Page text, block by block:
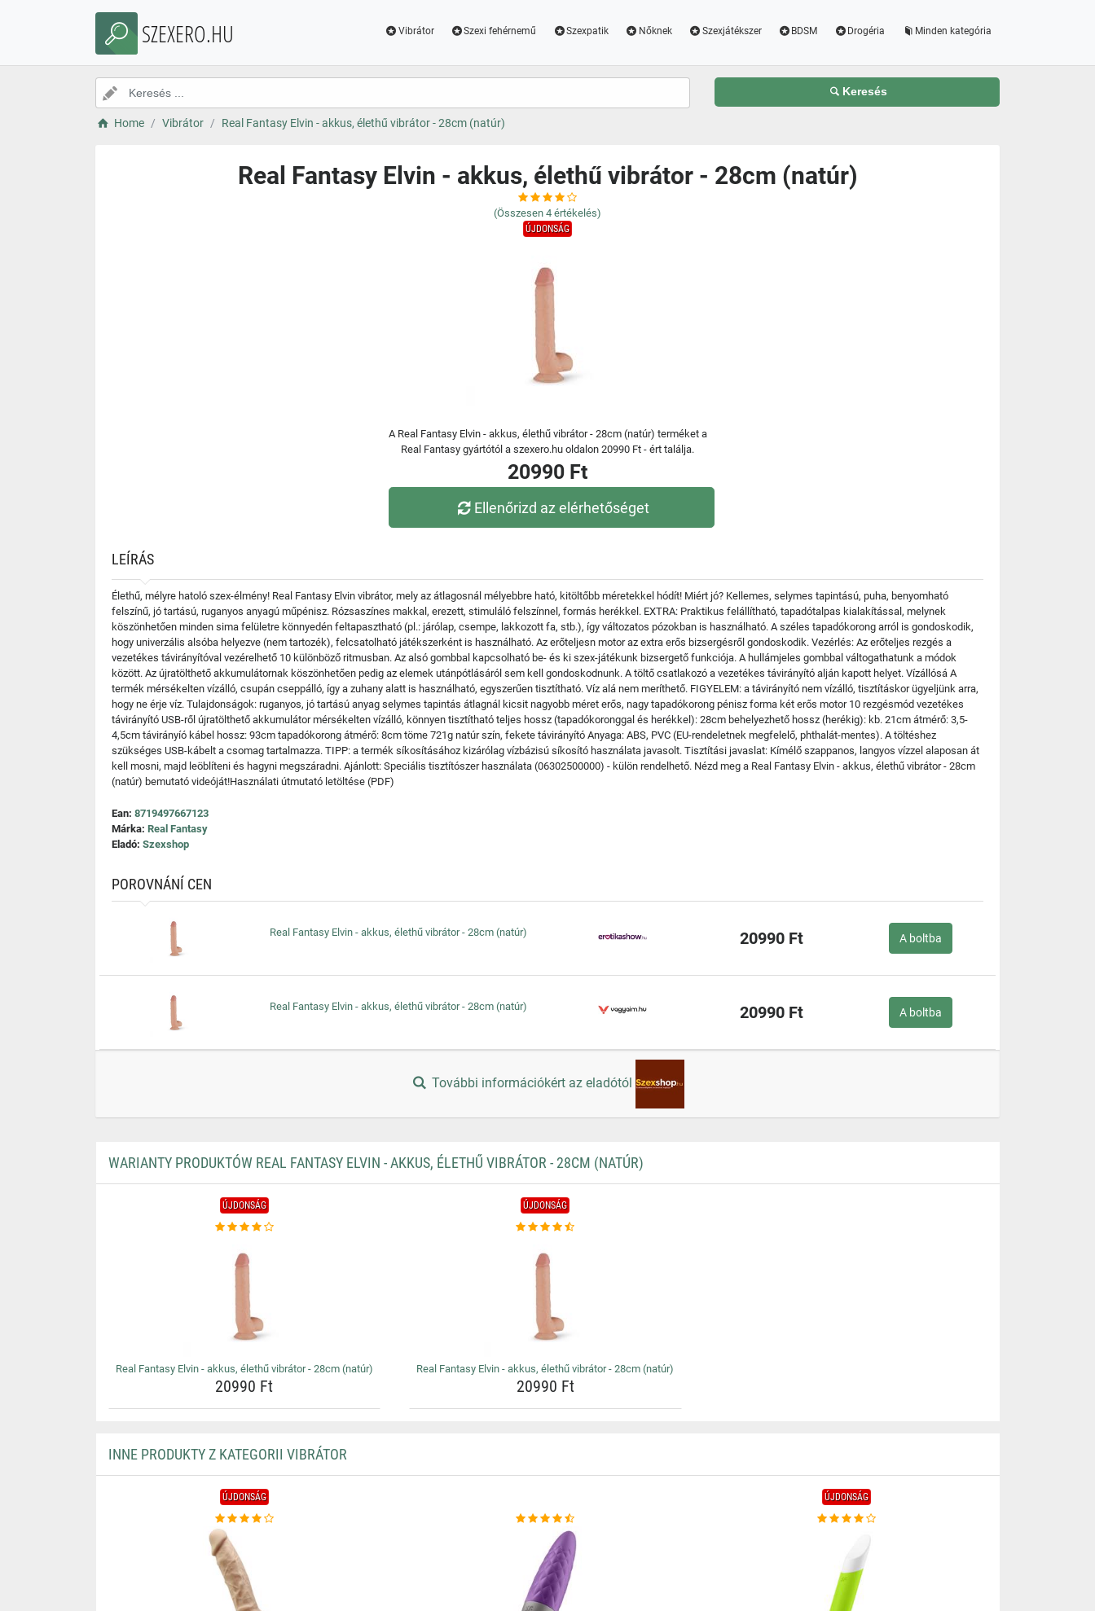
SZEXERO.HU Vibrátor Szexi fehérnemű Szexpatik Nőknek Szexjátékszer BDSM Drogéria Minden kategória
Keresés
Home Vibrátor Real Fantasy Elvin - akkus, élethű vibrátor - 28cm (natúr)
Real Fantasy Elvin - akkus, élethű vibrátor - 28cm (natúr)
(Összesen 4 értékelés)
ÚJDONSÁG
A Real Fantasy Elvin - akkus, élethű vibrátor - 28cm (natúr) terméket a
Real Fantasy gyártótól a szexero.hu oldalon 20990 Ft - ért találja.
20990 Ft
Ellenőrizd az elérhetőséget
LEÍRÁS
Élethű, mélyre hatoló szex-élmény! Real Fantasy Elvin vibrátor, mely az átlagosnál mélyebbre ható, kitöltőbb méretekkel hódít! Miért jó? Kellemes, selymes tapintású, puha, benyomható
felszínű, jó tartású, ruganyos anyagú műpénisz. Rózsaszínes makkal, erezett, stimuláló felszínnel, formás herékkel. EXTRA: Praktikus felállítható, tapadótalpas kialakítással, melynek
köszönhetően minden sima felületre könnyedén feltapasztható (pl.: járólap, csempe, lakkozott fa, stb.), így változatos pózokban is használható. A széles tapadókorong arról is gondoskodik,
hogy univerzális alsóba helyezve (nem tartozék), felcsatolható játékszerként is használható. Az erőteljesn motor az extra erős bizsergésről gondoskodik. Vezérlés: Az erőteljes rezgés a
vezetékes távirányítóval vezérelhető 10 különböző ritmusban. Az alsó gombbal kapcsolható be- és ki szex-játékunk bizsergető funkciója. A hullámjeles gombbal váltogathatunk a módok
között. Az újratölthető akkumulátornak köszönhetően pedig az elemek utánpótlásáról sem kell gondoskodnunk. A töltő csatlakozó a vezetékes távirányító alján kapott helyet. Vízállósá A
termék mérsékelten vízálló, csupán cseppálló, így a zuhany alatt is használható, egyszerűen tisztítható. Víz alá nem meríthető. FIGYELEM: a távirányító nem vízálló, tisztításkor ügyeljünk arra,
hogy ne érje víz. Tulajdonságok: ruganyos, jó tartású anyag selymes tapintás átlagnál kicsit nagyobb méret erős, nagy tapadókorong pénisz forma két erős motor 10 rezgésmód vezetékes
távirányító USB-ről újratölthető akkumulátor mérsékelten vízálló, könnyen tisztítható teljes hossz (tapadókoronggal és herékkel): 28cm behelyezhető hossz (herékig): kb. 21cm átmérő: 3,5-
4,5cm távirányíó kábel hossz: 93cm tapadókorong átmérő: 8cm töme 721g natúr szín, fekete távirányító Anyaga: ABS, PVC (EU-rendeletnek megfelelő, phthalát-mentes). A töltéshez
szükséges USB-kábelt a csomag tartalmazza. TIPP: a termék síkosításához kizárólag vízbázisú síkosító használata javasolt. Tisztítási javaslat: Kímélő szappanos, langyos vízzel alaposan át
kell mosni, majd leöblíteni és hagyni megszáradni. Ajánlott: Speciális tisztítószer használata (06302500000) - külön rendelhető. Nézd meg a Real Fantasy Elvin - akkus, élethű vibrátor - 28cm
(natúr) bemutató videóját!Használati útmutató letöltése (PDF)
Ean: 8719497667123
Márka: Real Fantasy
Eladó: Szexshop
POROVNÁNÍ CEN
Real Fantasy Elvin - akkus, élethű vibrátor - 28cm (natúr) 20990 Ft A boltba
Real Fantasy Elvin - akkus, élethű vibrátor - 28cm (natúr) 20990 Ft A boltba
További információkért az eladótól
WARIANTY PRODUKTÓW REAL FANTASY ELVIN - AKKUS, ÉLETHŰ VIBRÁTOR - 28CM (NATÚR)
ÚJDONSÁG
Real Fantasy Elvin - akkus, élethű vibrátor - 28cm (natúr)
20990 Ft
ÚJDONSÁG
Real Fantasy Elvin - akkus, élethű vibrátor - 28cm (natúr)
20990 Ft
INNE PRODUKTY Z KATEGORII VIBRÁTOR
ÚJDONSÁG ÚJDONSÁG